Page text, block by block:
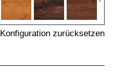
Konfiguration zurücksetzen